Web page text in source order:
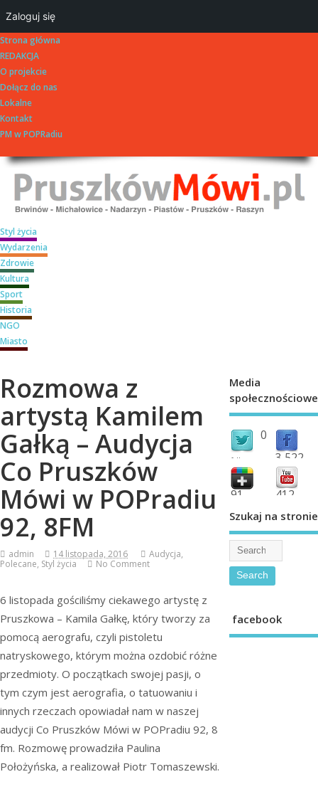
Strona główna
REDAKCJA
O projekcie
Dołącz do nas
Lokalne
Kontakt
PM w POPRadiu
Styl życia
Wydarzenia
Zdrowie
Kultura
Sport
Historia
NGO
Miasto
Rozmowa z
artystą Kamilem
Gałką – Audycja
Co Pruszków
Mówi w POPradiu
92, 8FM
admin 14 listopada, 2016 Audycja,
Polecane, Styl życia No Comment
6 listopada gościliśmy ciekawego artystę z
Pruszkowa – Kamila Gałkę, który tworzy za
pomocą aerografu, czyli pistoletu
natryskowego, którym można ozdobić różne
przedmioty. O początkach swojej pasji, o
tym czym jest aerografia, o tatuowaniu i
innych rzeczach opowiadał nam w naszej
audycji Co Pruszków Mówi w POPradiu 92, 8
fm. Rozmowę prowadziła Paulina
Położyńska, a realizował Piotr Tomaszewski.
Media
społecznościowe
0
followers 3,522
fans
91 412
Szukaj na stronie
facebook
Zaloguj się